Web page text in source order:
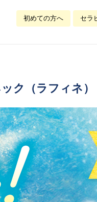
初めての方へ セラ
ク（ラフィネ）